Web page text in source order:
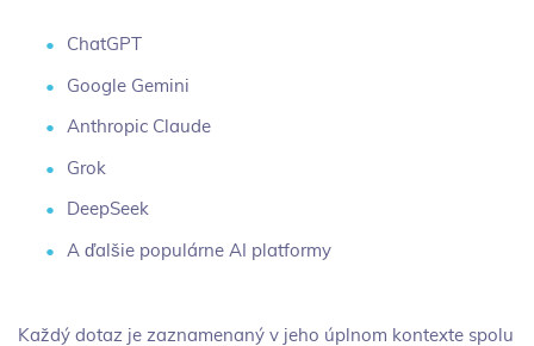
ChatGPT
Google Gemini
Anthropic Claude
Grok
DeepSeek
A ďalšie populárne AI platformy
Každý dotaz je zaznamenaný v jeho úplnom kontexte spolu